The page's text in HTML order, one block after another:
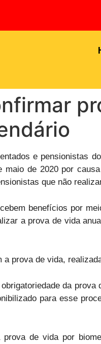
e pensionistas
maio de 2020 por
que não
benefícios por
a prova de vida
prova de vida,
da
para esse
de vida por